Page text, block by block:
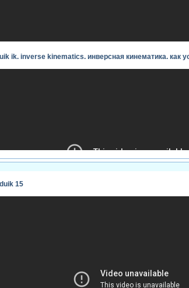
важными являются анимация рта и
персонажам.
ik. inverse kinematics. инверсная кинематика. как
15